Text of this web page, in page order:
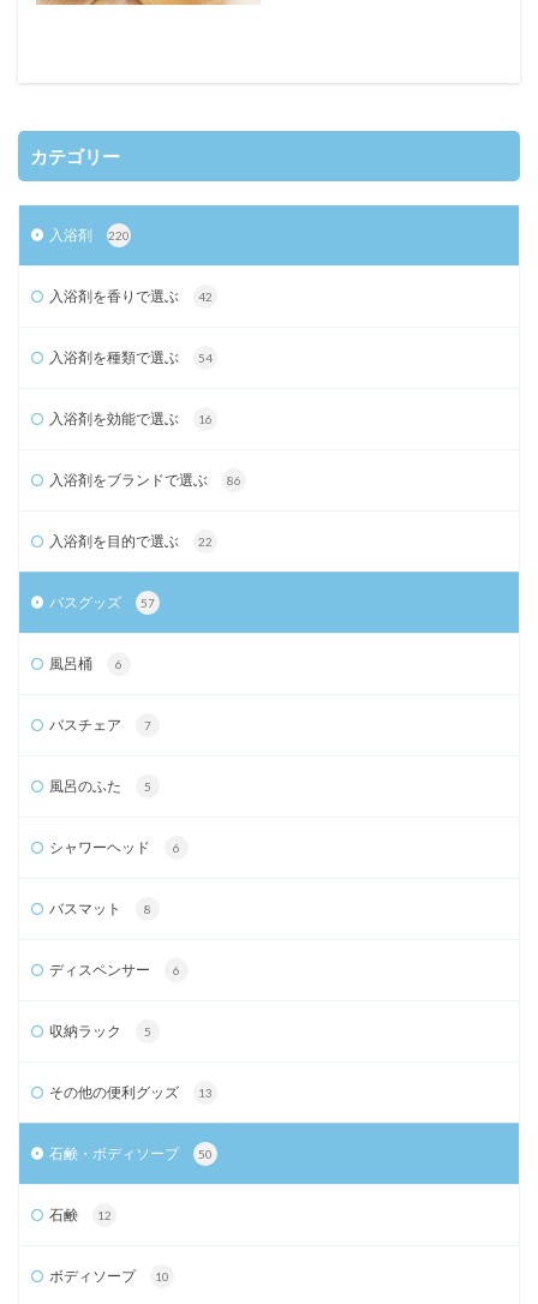
カテゴリー
入浴剤 220
入浴剤を香りで選ぶ 42
入浴剤を種類で選ぶ 54
入浴剤を効能で選ぶ 16
入浴剤をブランドで選ぶ 86
入浴剤を目的で選ぶ 22
バスグッズ 57
風呂桶 6
バスチェア 7
風呂のふた 5
シャワーヘッド 6
バスマット 8
ディスペンサー 6
収納ラック 5
その他の便利グッズ 13
石鹸・ボディソープ 50
石鹸 12
ボディソープ 10